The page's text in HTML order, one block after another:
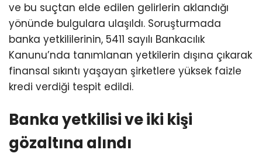
ve bu suçtan elde edilen gelirlerin aklandığı
yönünde bulgulara ulaşıldı. Soruşturmada
banka yetkililerinin, 5411 sayılı Bankacılık
Kanunu’nda tanımlanan yetkilerin dışına çıkarak
finansal sıkıntı yaşayan şirketlere yüksek faizle
kredi verdiği tespit edildi.
Banka yetkilisi ve iki kişi
gözaltına alındı